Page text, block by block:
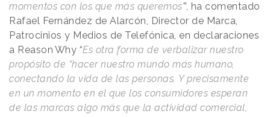
momentos con los que más queremos’”, ha comentado
Rafael Fernández de Alarcón, Director de Marca,
Patrocinios y Medios de Telefónica, en declaraciones
a Reason Why “Es otra forma de verbalizar nuestro
propósito de “hacer nuestro mundo más humano,
conectando la vida de las personas. Y precisamente
en un momento en el que los consumidores esperan
de las marcas algo más que la actividad comercial,